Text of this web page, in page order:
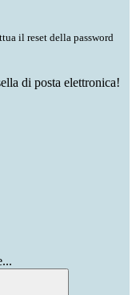
il reset della password
di posta elettronica!